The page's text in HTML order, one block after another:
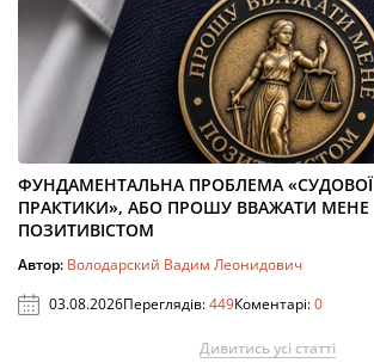
ФУНДАМЕНТАЛЬНА ПРОБЛЕМА «СУДОВОЇ
ПРАКТИКИ», АБО ПРОШУ ВВАЖАТИ МЕНЕ
ПОЗИТИВІСТОМ
Автор: Володарский Вадим Леонидович
03.08.2026Переглядів:449Коментарі:0
Дивитись усі статті